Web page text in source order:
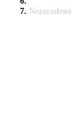
Nezaradené